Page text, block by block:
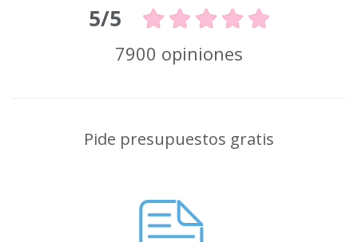
5/5
7900 opiniones
Pide presupuestos gratis